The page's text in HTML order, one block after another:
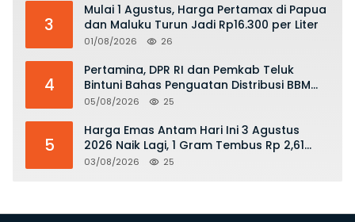
3
Mulai 1 Agustus, Harga Pertamax di Papua
dan Maluku Turun Jadi Rp16.300 per Liter
01/08/2026 26
4
Pertamina, DPR RI dan Pemkab Teluk
Bintuni Bahas Penguatan Distribusi BBM
dan LPG
05/08/2026 25
5
Harga Emas Antam Hari Ini 3 Agustus
2026 Naik Lagi, 1 Gram Tembus Rp 2,61
Juta
03/08/2026 25